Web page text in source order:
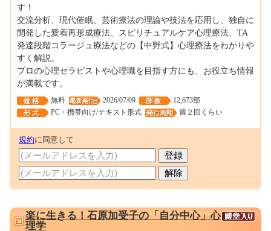
す！
交流分析、現代催眠、芸術療法の理論や技法を応用し、独自に
開発した愛着再形成療法、スピリチュアルケア心理療法、TA
発達段階コラージュ療法などの【中野式】心理療法をわかりや
すく解説。
プロの心理セラピストや心理職を目指す方にも、お役立ち情報
が満載です。
無料 2026/07/09
12,673部
PC・携帯向け/テキスト形式
週２回くらい
規約に同意して
楽に生きる！石原加受子の「自分中心」心
理学